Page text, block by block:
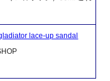
lace-up sandal